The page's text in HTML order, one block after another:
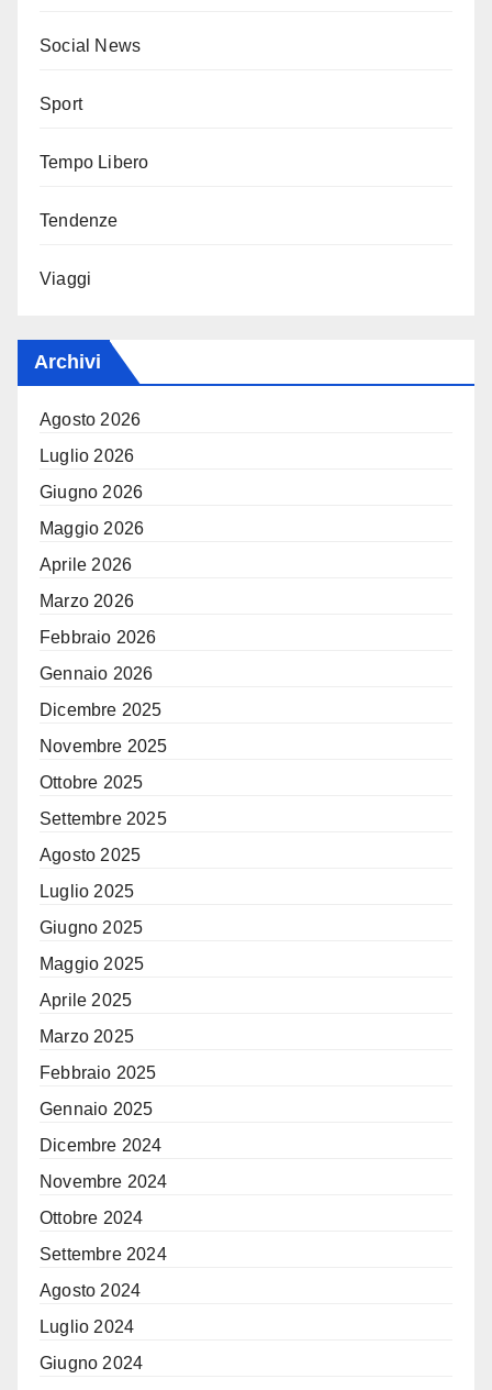
Social News
Sport
Tempo Libero
Tendenze
Viaggi
Archivi
Agosto 2026
Luglio 2026
Giugno 2026
Maggio 2026
Aprile 2026
Marzo 2026
Febbraio 2026
Gennaio 2026
Dicembre 2025
Novembre 2025
Ottobre 2025
Settembre 2025
Agosto 2025
Luglio 2025
Giugno 2025
Maggio 2025
Aprile 2025
Marzo 2025
Febbraio 2025
Gennaio 2025
Dicembre 2024
Novembre 2024
Ottobre 2024
Settembre 2024
Agosto 2024
Luglio 2024
Giugno 2024